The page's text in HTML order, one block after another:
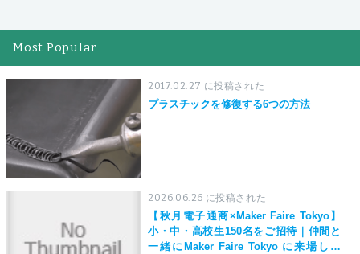
Most Popular
2017.02.27 に投稿された
プラスチックを修復する6つの方法
2026.06.26 に投稿された
【秋月電子通商×Maker Faire Tokyo】
小・中・高校生150名をご招待｜仲間と
一緒にMaker Faire Tokyo に来場しよ